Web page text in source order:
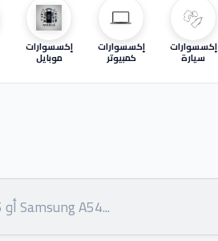
إكسسوارات
سيارة
إكسسوارات
كمبيوتر
إكسسوارات
موبايل